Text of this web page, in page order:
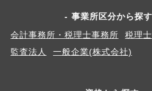
事業所区分から探す
会計事務所・税理士事務所
税理
監査法人
一般企業(株式会社)